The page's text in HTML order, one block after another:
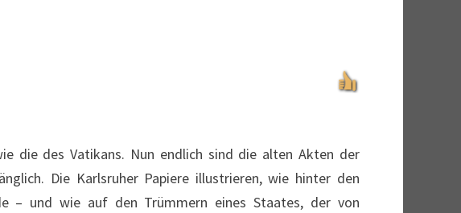
die des Vatikans. Nun endlich sind die alten Akten der
Die Karlsruher Papiere illustrieren, wie hinter den
– und wie auf den Trümmern eines Staates, der von